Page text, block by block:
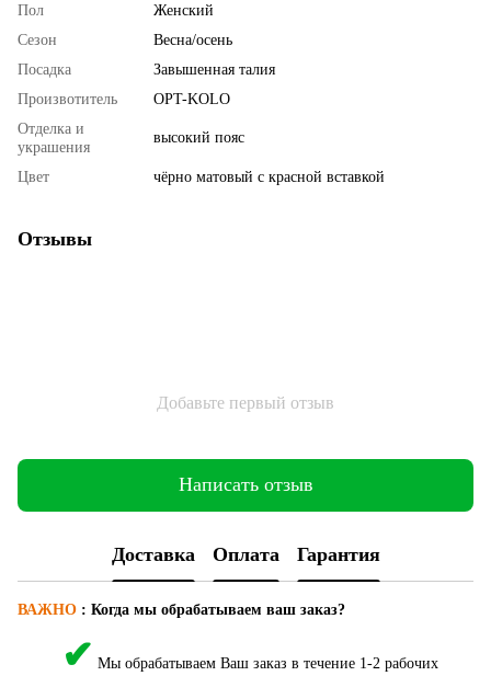
Пол
Женский
Сезон
Весна/осень
Посадка
Завышенная талия
Произвотитель
OPT-KOLO
Отделка и
украшения
высокий пояс
Цвет чёрно матовый с красной вставкой
Отзывы
Добавьте первый отзыв
Написать отзыв
Доставка Оплата Гарантия
ВАЖНО : Когда мы обрабатываем ваш заказ?
✔ Мы обрабатываем Ваш заказ в течение 1-2 рабочих